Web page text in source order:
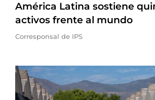
América Latina sostiene
activos frente al mundo
Corresponsal de IPS